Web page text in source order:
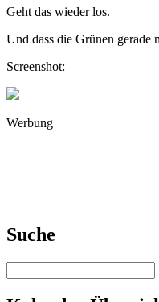
Geht das wieder los.
Und dass die Grünen gerade
Screenshot:
Werbung
Suche